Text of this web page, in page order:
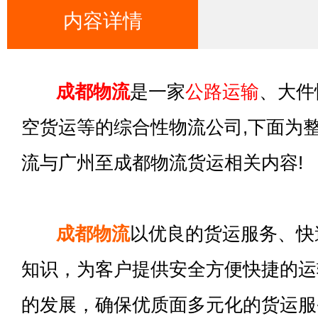
内容详情
成都物流是一家公路运输、大
空货运等的综合性物流公司,下面为
流与广州至成都物流货运相关内容!
成都物流以优良的货运服务、
知识，为客户提供安全方便快捷的
的发展，确保优质面多元化的货运